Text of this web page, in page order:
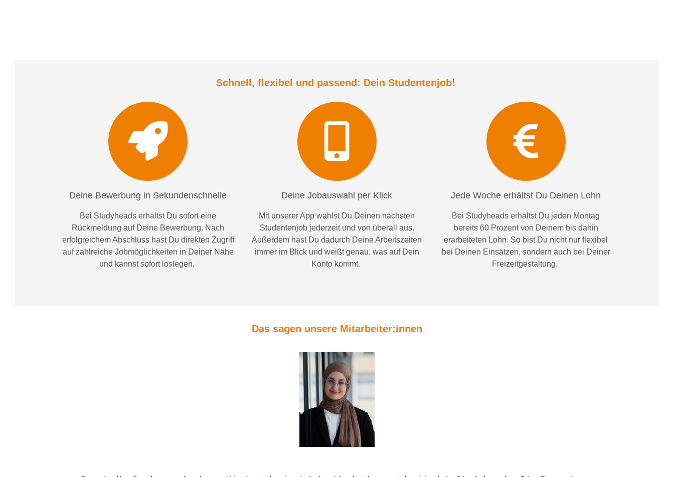
Schnell, flexibel und passend: Dein Studentenjob!
Deine Bewerbung in Sekundenschnelle
Bei Studyheads erhältst Du sofort eine
Rückmeldung auf Deine Bewerbung. Nach
erfolgreichem Abschluss hast Du direkten Zugriff
auf zahlreiche Jobmöglichkeiten in Deiner Nähe
und kannst sofort loslegen.
Deine Jobauswahl per Klick
Mit unserer App wählst Du Deinen nächsten
Studentenjob jederzeit und von überall aus.
Außerdem hast Du dadurch Deine Arbeitszeiten
immer imBlick und weißtgenau, was auf Dein
Konto kommt.
Jede Woche erhältst Du Deinen Lohn
Bei Studyheads erhältst Du jeden Montag
bereits 60 Prozent von Deinem bis dahin
erarbeiteten Lohn. So bist Du nicht nur flexibel
bei Deinen Einsätzen, sondern auch bei Deiner
Freizeitgestaltung.
Das sagen unsere Mitarbeiter:innen